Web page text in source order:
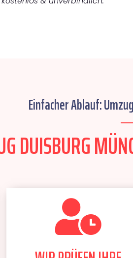
Einfacher Ablauf:
DUISBURG